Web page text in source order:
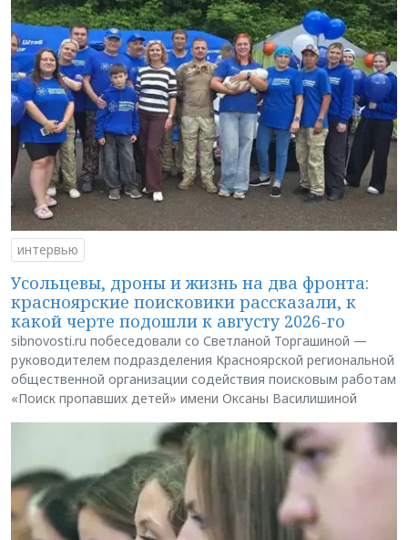
интервью
Усольцевы, дроны и жизнь на два фронта:
красноярские поисковики рассказали, к
какой черте подошли к августу 2026-го
sibnovosti.ru побеседовали со Светланой Торгашиной —
руководителем подразделения Красноярской региональной
общественной организации содействия поисковым работам
«Поиск пропавших детей» имени Оксаны Василишиной